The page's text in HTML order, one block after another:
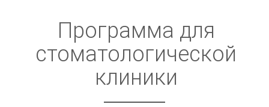
Программа для
стоматологической
клиники